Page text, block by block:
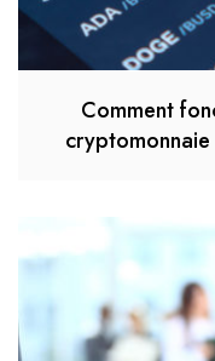
Comment